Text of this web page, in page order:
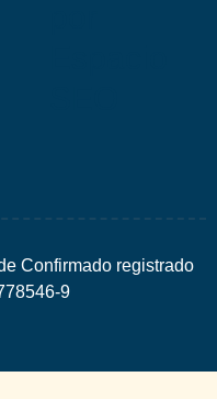
Confirmado registrado
9